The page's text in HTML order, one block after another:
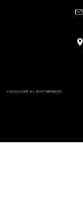
© 2025 GIGAFIT. ALL RIGHTS RESERVED.